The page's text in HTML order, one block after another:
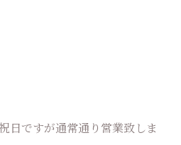
日ですが通常通り営業致しま